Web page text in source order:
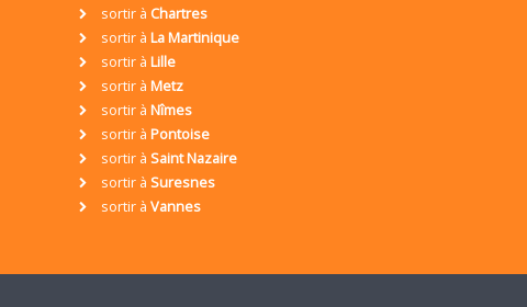
sortir à Chartres
sortir à La Martinique
sortir à Lille
sortir à Metz
sortir à Nîmes
sortir à Pontoise
sortir à Saint Nazaire
sortir à Suresnes
sortir à Vannes